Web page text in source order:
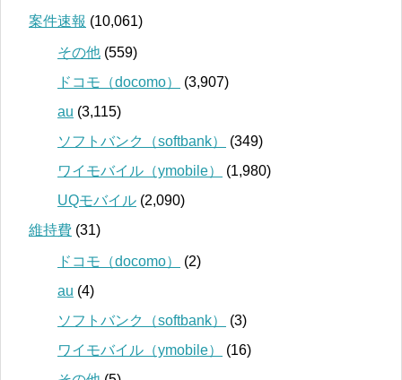
案件速報 (10,061)
その他 (559)
ドコモ（docomo）
(3,907)
au (3,115)
ソフトバンク（softbank）
(349)
ワイモバイル（ymobile）
(1,980)
UQモバイル (2,090)
維持費 (31)
ドコモ（docomo）
(2)
au (4)
ソフトバンク（softbank）
(3)
ワイモバイル（ymobile）
(16)